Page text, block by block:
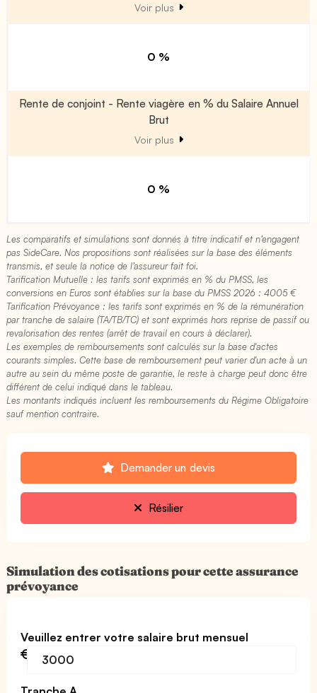
Voir plus
0 %
Rente de conjoint - Rente viagère en % du Salaire Annuel
Brut
Voir plus
0 %
Les comparatifs et simulations sont donnés à titre indicatif et n’engagent
pas SideCare. Nos propositions sont réalisées sur la base des éléments
transmis, et seule la notice de l’assureur fait foi.
Tarification Mutuelle : les tarifs sont exprimés en % du PMSS, les
conversions en Euros sont établies sur la base du PMSS 2026 : 4005 €​
Tarification Prévoyance : les tarifs sont exprimés en % de la rémunération
par tranche de salaire (TA/TB/TC) et sont exprimés hors reprise de passif ou
revalorisation des rentes (arrêt de travail en cours à déclarer).
Les exemples de remboursements sont calculés sur la base d'actes
courants simples. Cette base de remboursement peut varier d'un acte à un
autre au sein du même poste de garantie, le reste à charge peut donc être
différent de celui indiqué dans le tableau.
Les montants indiqués incluent les remboursements du Régime Obligatoire
sauf mention contraire.
Demander un devis
Résilier
Simulation des cotisations pour cette assurance
prévoyance
Veuillez entrer votre salaire brut mensuel